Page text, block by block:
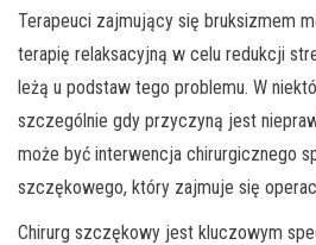
Terapeuci zajmujący się bruksizmem
terapię relaksacyjną w celu redukcji
leżą u podstaw tego problemu. W
szczególnie gdy przyczyną jest
może być interwencja chirurgicznego
szczękowego, który zajmuje się
Chirurg szczękowy jest kluczowym